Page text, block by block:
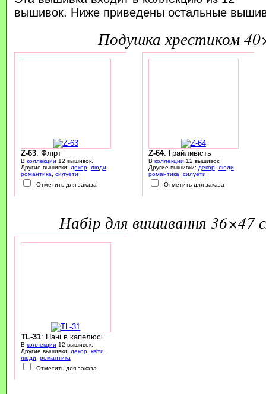
вышивок. Ниже приведены остальные
подушка хрестиком
Z-63: Флірт
В коллекции 12 вышивок.
Другие вышивки: декор, люди
романтика
силуети
Отметить для заказа
Z-64: Грайливість
В коллекции 12 вышивок.
Другие вышивки: декор, люди
романтика
силуети
Отметить для заказа
набір для вишивання
TL-31: Пані в капелюсі
В коллекции 12 вышивок.
Другие вышивки: декор, квіти
люди
романтика
Отметить для заказа